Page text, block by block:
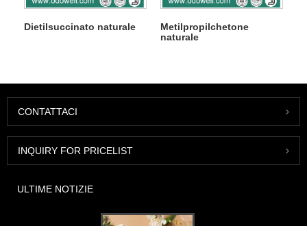
Dietilsuccinato naturale
Metilpropilchetone
naturale
CONTATTACI
INQUIRY FOR PRICELIST
ULTIME NOTIZIE